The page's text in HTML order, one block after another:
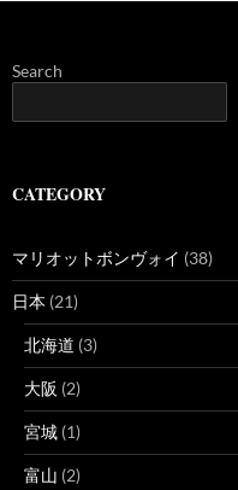
Search
CATEGORY
マリオットボンヴォイ (38)
日本 (21)
北海道 (3)
大阪 (2)
宮城 (1)
富山 (2)